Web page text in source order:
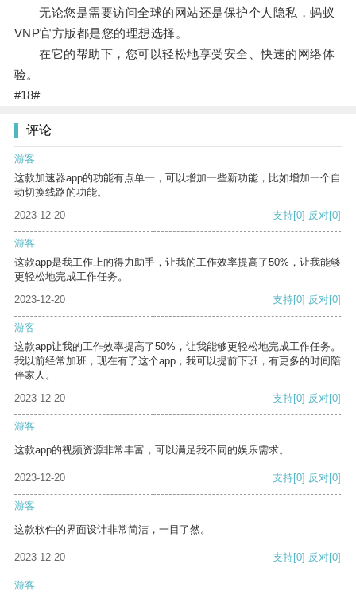
无论您是需要访问全球的网站还是保护个人隐私，蚂蚁
VNP官方版都是您的理想选择。
在它的帮助下，您可以轻松地享受安全、快速的网络体
验。
#18#
评论
游客
这款加速器app的功能有点单一，可以增加一些新功能，比如增加一个自
动切换线路的功能。
2023-12-20
支持[0] 反对[0]
游客
这款app是我工作上的得力助手，让我的工作效率提高了50%，让我能够
更轻松地完成工作任务。
2023-12-20
支持[0] 反对[0]
游客
这款app让我的工作效率提高了50%，让我能够更轻松地完成工作任务。
我以前经常加班，现在有了这个app，我可以提前下班，有更多的时间陪
伴家人。
2023-12-20
支持[0] 反对[0]
游客
这款app的视频资源非常丰富，可以满足我不同的娱乐需求。
2023-12-20 支持[0] 反对[0]
游客
这款软件的界面设计非常简洁，一目了然。
2023-12-20 支持[0] 反对[0]
游客